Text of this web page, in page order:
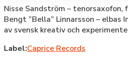
Nisse Sandström –
Bengt ”Bella” Linnarsson –
av svensk kreativ och
Label:Caprice Records